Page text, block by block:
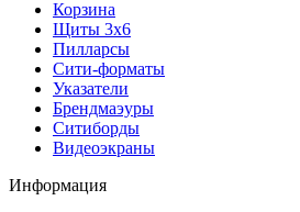
Корзина
Щиты 3х6
Пилларсы
Сити-форматы
Указатели
Брендмаэуры
Ситиборды
Видеоэкраны
Информация